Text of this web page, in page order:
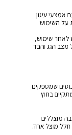
עיגון
על השימוש
לאחר שימוש,
מצב הגג והבד
שמספקים
בחוץ
מוצללים
חלל מוצל אחד.